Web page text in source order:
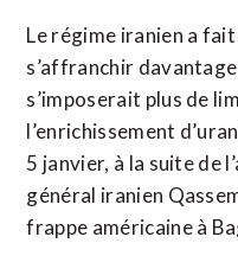
Le régime iranien a
s’affranchir
s’imposerait plus de
l’enrichissement
5 janvier, à la suite de
général iranien
frappe américaine à